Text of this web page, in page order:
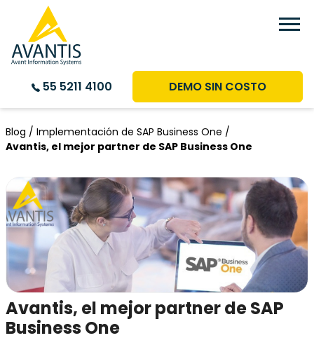
55 5211 4100 DEMO SIN COSTO
Blog / Implementación de SAP Business One /
Avantis, el mejor partner de SAP Business One
Avantis, el mejor partner de SAP
Business One